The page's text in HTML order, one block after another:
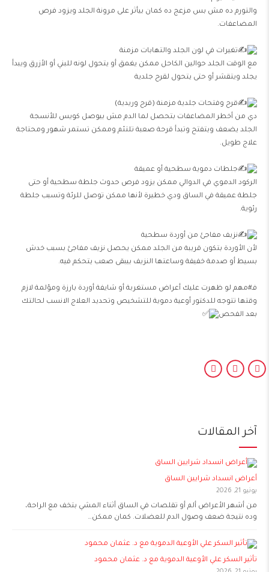
والتورم ده مش بس مزعج ده كمان بيأثر على مرونة الجلد ويزود فرص
المضاعفات.
تغيرات في لون الجلد والتهابات مزمنة
مع الوقت الجلد حوالين الكاحل ممكن يغمق أو يتحول لونه للبني أو الأزرق ويبدأ
يجلد ويتقشر أو حتى يتحول لقرح جلدية
قرح وفتحات جلدية مزمنة (قرح وريدية)
دي من أخطر المضاعفات بتحصل لما الدم مش بيوصل كويس للأنسجة
الجلد يضعف ويتفتح وتبدأ قرحة صعبة تلتئم وممكن تستمر شهور ومحتاجة
علاج طويل.
جلطات دموية سطحية أو عميقة
الركود الدموي في الدوالي ممكن يزود فرص حدوث جلطة سطحية أو حتى
جلطة عميقة في الساق ودي خطيرة لأنها ممكن توصل للرئة وتسبب جلطة
رئوية.
نزيف مفاجئ من أوردة سطحية
لأن الأوردة بتكون قريبة من الجلد ممكن يحصل نزيف مفاجئ بسبب خدش
بسيط أو صدمة خفيفة وساعتها النزيف بيبقى صعب يتحكم فيه.
فـ#مهم لو ظهرت عليك أعراض مستغربة أو شايفة أوردة بارزة ومؤلمة لازم
وقتها تتوجه للدكتور أوعية دموية للتشخيص وتحديد العلاج الانسب لحالتك
بعد الفحص
آخر المقالات
أعراض انسداد شرايين الساق
يونيو 21, 2026
من أشهر الأعراض ألم أو تقلصات في الساق أثناء المشي بتخف مع الراحة،
وده نتيجة ضعف وصول الدم للعضلات. كمان ممكن…
تأثير السكر علي الأوعية الدموية مع د. عثمان محمود